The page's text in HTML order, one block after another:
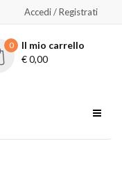
Accedi / Registrati
0
Il mio carrello
€0,00